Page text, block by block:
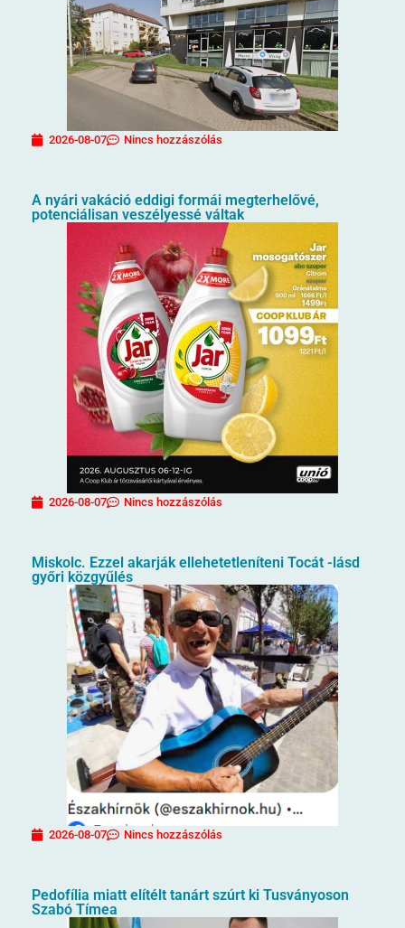
2026-08-07 Nincs hozzászólás
A nyári vakáció eddigi formái megterhelővé,
potenciálisan veszélyessé váltak
2026-08-07 Nincs hozzászólás
Miskolc. Ezzel akarják ellehetetleníteni Tocát -lásd
győri közgyűlés
2026-08-07 Nincs hozzászólás
Pedofília miatt elítélt tanárt szúrt ki Tusványoson
Szabó Tímea